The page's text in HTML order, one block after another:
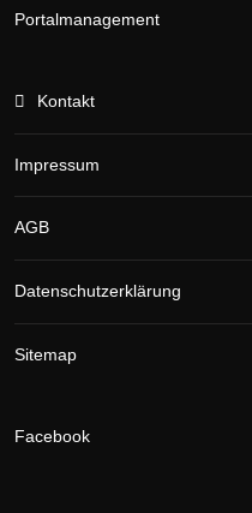
Portalmanagement
Kontakt
Impressum
AGB
Datenschutzerklärung
Sitemap
Facebook